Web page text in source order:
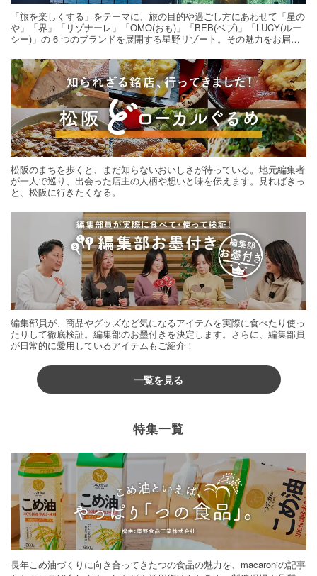
「旅を楽しくする」をテーマに、旅の目的や過ごし方にあわせて「星の
や」「界」「リゾナーレ」「OMO(おも)」「BEB(ベブ)」「LUCY(ルー
シー)」の 6 つのブランドを展開する星野リゾート。その魅力をお届け
松阪のまちを歩くと、まだ知らないおいしさが待っている。地元編集者
が一人で巡り、出会った店主の人柄や想いと味を伝えます。見ればきっ
と、松阪に行きたくなる。
編集部員が、商品やグッズなど気になるアイテムを実際に食べたり使っ
たりして徹底検証。編集部のお墨付きを決定します。さらに、編集部員
が日常的に愛用しているアイテムもご紹介！
一覧を見る
特集一覧
長年こめ油づくりに向き合ってきたつの食品の魅力を、macaroniの記事